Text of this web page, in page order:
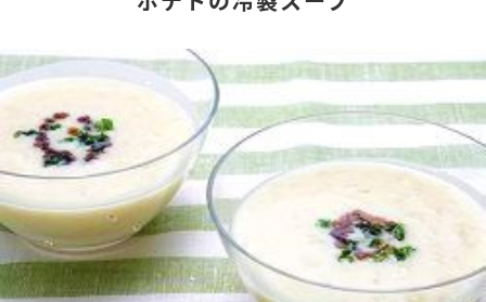
商品カテゴリ
酢
お酢ドリンク ぽん酢
新商品一覧
キャンペーン情報
ブランド・スペシャルサイト
ブランド・スペシャルサイト トップ